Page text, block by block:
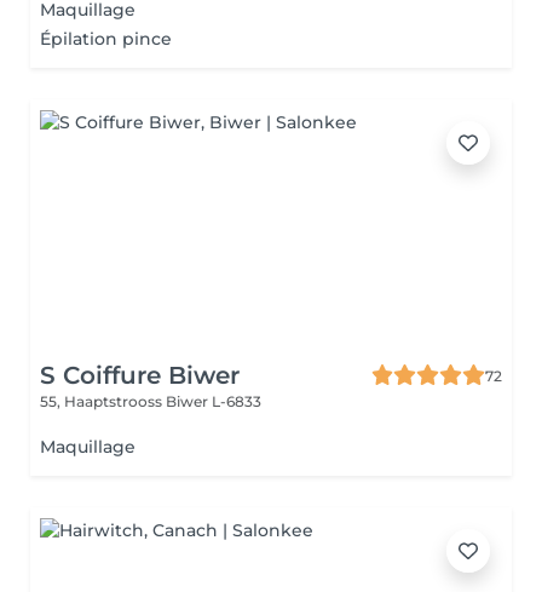
Maquillage
Épilation pince
S Coiffure Biwer
72
55, Haaptstrooss Biwer L-6833
Maquillage